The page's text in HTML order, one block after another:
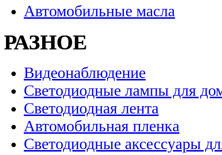
Автомобильные масла
РАЗНОЕ
Видеонаблюдение
Светодиодные лампы для
Светодиодная лента
Автомобильная пленка
Светодиодные аксессуары